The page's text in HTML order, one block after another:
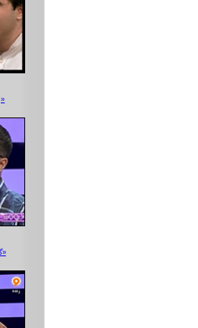
با برگزیدگان «جشنواره صعودهای برتر»
گفت‌وگو در رابطه با «عکاسی کوهستان»